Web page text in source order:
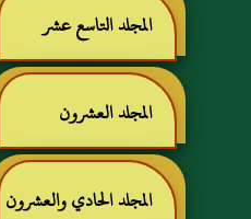
المجلد التاسع عشر
المجلد العشرون
المجلد الحادي والعشرون